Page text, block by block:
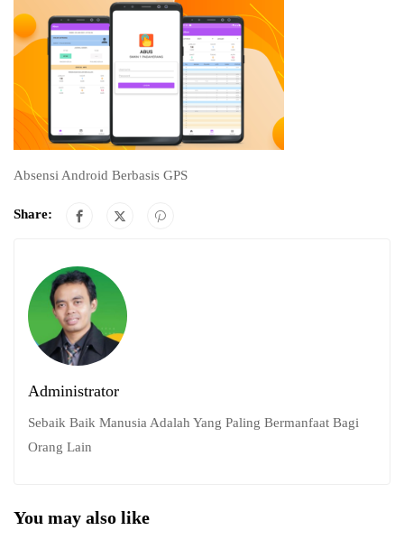
Absensi Android Berbasis GPS
Share:
Administrator
Sebaik Baik Manusia Adalah Yang Paling Bermanfaat Bagi
Orang Lain
You may also like